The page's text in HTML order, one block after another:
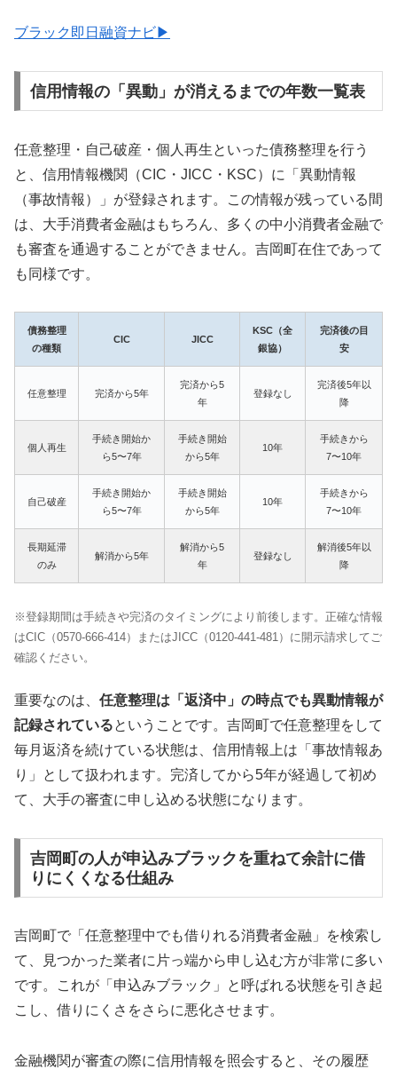
ブラック即日融資ナビ▶
信用情報の「異動」が消えるまでの年数一覧表
任意整理・自己破産・個人再生といった債務整理を行う
と、信用情報機関（CIC・JICC・KSC）に「異動情報
（事故情報）」が登録されます。この情報が残っている間
は、大手消費者金融はもちろん、多くの中小消費者金融で
も審査を通過することができません。吉岡町在住であって
も同様です。
債務整理
の種類
CIC JICC
KSC（全
銀協）
完済後の目
安
任意整理 完済から5年
完済から5
年
登録なし
完済後5年以
降
個人再生
手続き開始か
ら5〜7年
手続き開始
から5年
10年
手続きから
7〜10年
自己破産
手続き開始か
ら5〜7年
手続き開始
から5年
10年
手続きから
7〜10年
長期延滞
のみ
解消から5年
解消から5
年
登録なし
解消後5年以
降
※登録期間は手続きや完済のタイミングにより前後します。正確な情報
はCIC（0570-666-414）またはJICC（0120-441-481）に開示請求してご
確認ください。
重要なのは、 任意整理は「返済中」の時点でも異動情報が
記録されているということです。吉岡町で任意整理をして
毎月返済を続けている状態は、信用情報上は「事故情報あ
り」として扱われます。完済してから5年が経過して初め
て、大手の審査に申し込める状態になります。
吉岡町の人が申込みブラックを重ねて余計に借
りにくくなる仕組み
吉岡町で「任意整理中でも借りれる消費者金融」を検索し
て、見つかった業者に片っ端から申し込む方が非常に多い
です。これが「申込みブラック」と呼ばれる状態を引き起
こし、借りにくさをさらに悪化させます。
金融機関が審査の際に信用情報を照会すると、その履歴